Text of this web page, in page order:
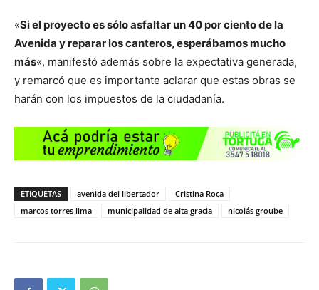
«Si el proyecto es sólo asfaltar un 40 por ciento de la
Avenida y reparar los canteros, esperábamos mucho
más«, manifestó además sobre la expectativa generada,
y remarcó que es importante aclarar que estas obras se
harán con los impuestos de la ciudadanía.
ETIQUETAS avenida del libertador
Cristina Roca
marcos torres lima
municipalidad de alta gracia nicolás groube